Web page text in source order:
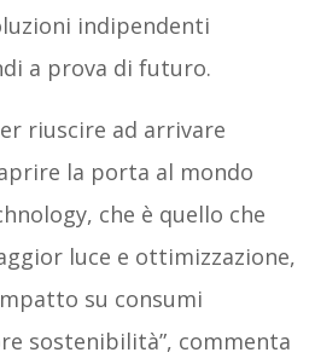
indipendenti
a prova di futuro.
riuscire ad arrivare
la porta al mondo
che è quello che
luce e ottimizzazione,
su consumi
sostenibilità”, commenta